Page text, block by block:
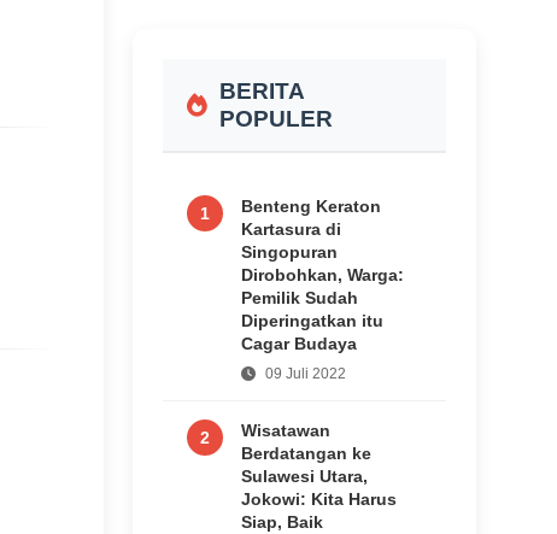
Lenyap!
46 menit yang
BERITA
POPULER
1
Benteng Keraton
Kartasura di
Singopuran
Dirobohkan, Warga:
Pemilik Sudah
Diperingatkan itu
Cagar Budaya
09 Juli 2022
2
Wisatawan
Berdatangan ke
Sulawesi Utara,
Jokowi: Kita Harus
Siap, Baik